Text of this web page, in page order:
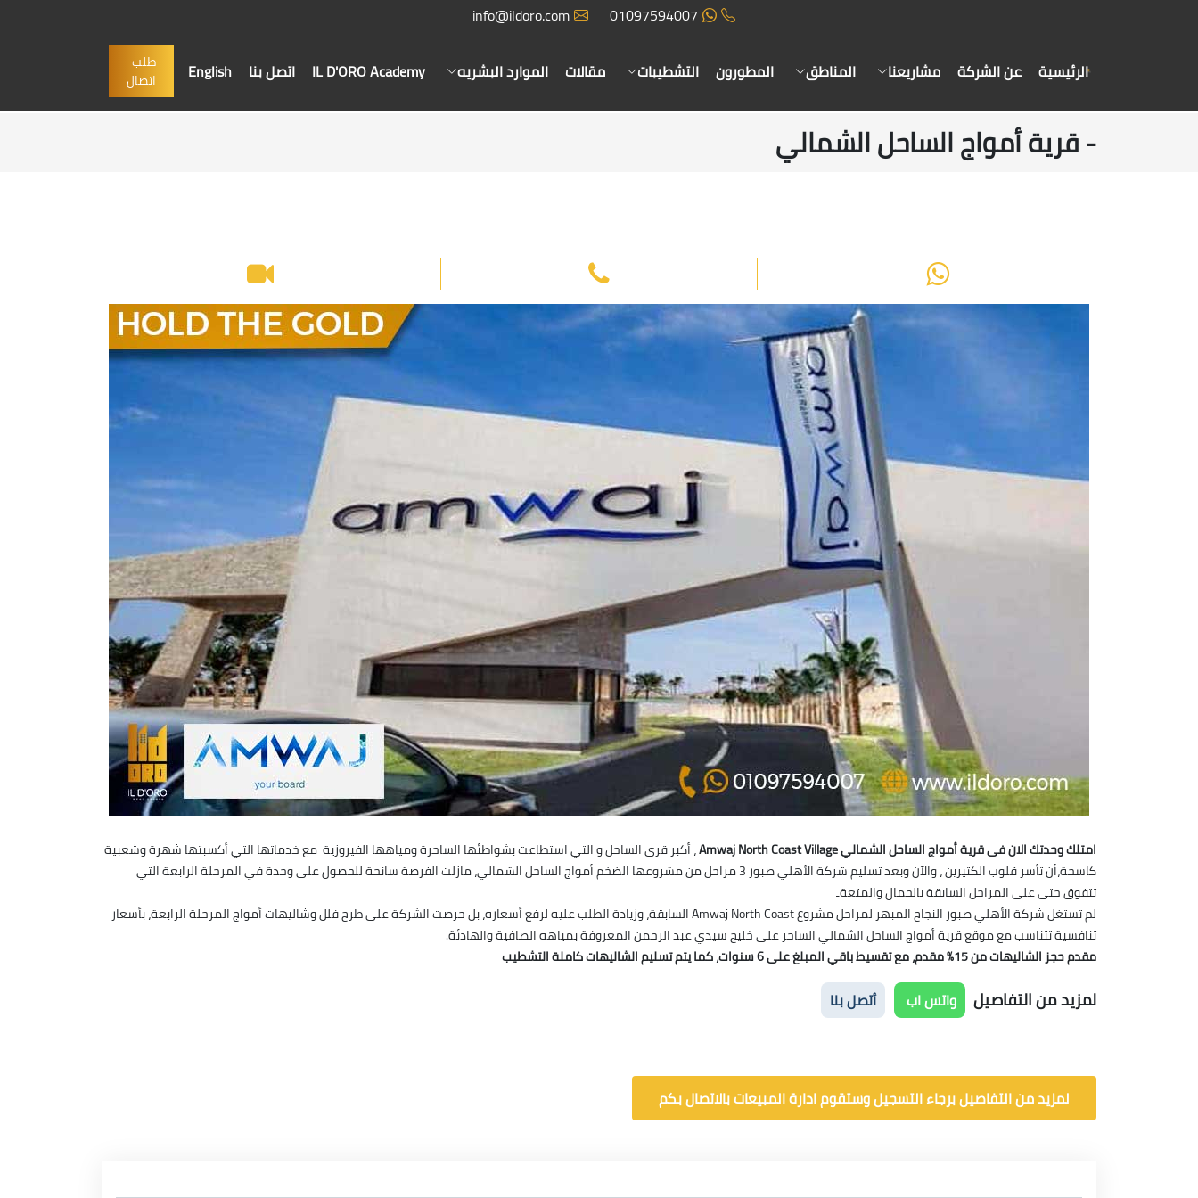
01097594007
info@ildoro.com
الرئيسية عن الشركة مشاريعنا المناطق المطورون التشطيبات مقالات الموارد البشريه IL D'ORO Academy اتصل بنا English
طلب
اتصال
- قرية أمواج الساحل الشمالي
امتلك وحدتك الان فى قرية أمواج الساحل الشمالي Amwaj North Coast Village ، أكبر قرى الساحلو التي استطاعتبشواطئها الساحرة ومياهها الفيروزية مع خدماتها التي أكسبتها شهرة وشعبية
كاسحة،أن تأسر قلوب الكثيرين ،
والآن وبعد تسليم شركة الأهلي صبور 3 مراحل من مشروعها الضخم أمواج الساحل الشمالي، مازلت الفرصة سانحة للحصول على وحدة في المرحلة الرابعة التي
تتفوق حتى على المراحل السابقة بالجمال والمتعةـ
لم تستغل شركة الأهلي صبور النجاح المبهر لمراحل مشروع Amwaj North Coast السابقة، وزيادة الطلب عليه لرفع أسعاره، بل حرصت الشركة على طرح فلل وشاليهات أمواج المرحلة الرابعة، بأسعار
تنافسية تتناسب مع موقع قرية أمواج الساحل الشمالي الساحر على خليج سيدي عبد الرحمن المعروفة بمياهه الصافية والهادئة.
مقدم حجز الشاليهات من 15% مقدم، مع تقسيط باقي المبلغ على 6 سنوات، كما يتم تسليم الشاليهات كاملة التشطيب
لمزيد من التفاصيل واتس اب أتصل بنا
لمزيد من التفاصيل برجاء التسجيل وستقوم ادارة المبيعات بالاتصال بكم